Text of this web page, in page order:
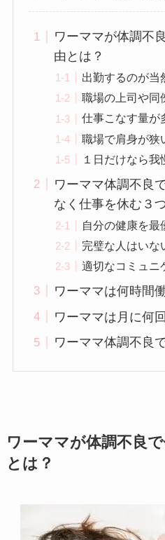
ワーママが体調不
由とは？
出勤するのが当
職場の上司や同
仕事こなす量が
職場で肩身が狭
１日だけなら我
ワーママ体調不良
なく仕事を休む３
自分の健康を最
完璧な人はいな
適切なコミュニ
ワーママは何時間
ワーママは月に何
ワーママ体調不良
ワーママが体調不良
とは？